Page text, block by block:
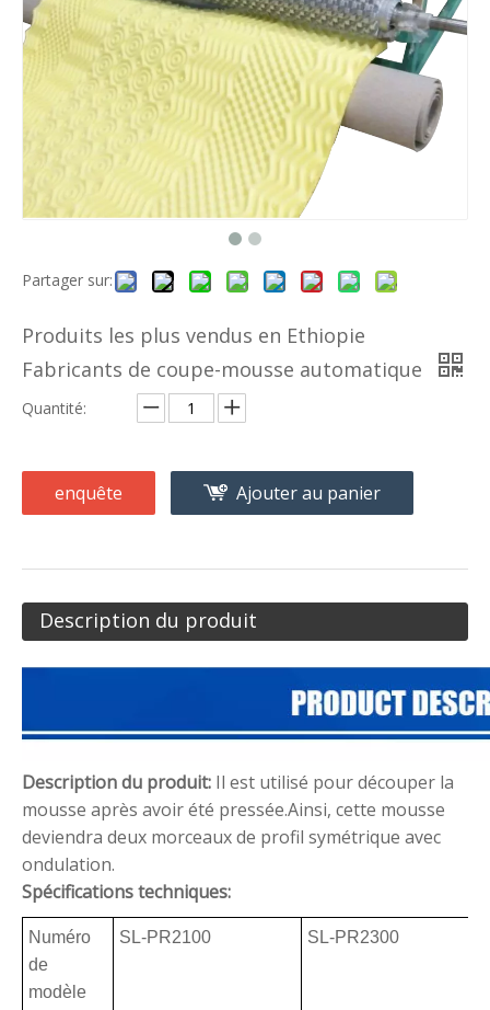
Partager sur:
Produits les plus vendus en Ethiopie
Fabricants de coupe-mousse automatique
Quantité:
enquête Ajouter au panier
Description du produit
Description du produit: Il est utilisé pour découper la
mousse après avoir été pressée.Ainsi, cette mousse
deviendra deux morceaux de profil symétrique avec
ondulation.
Spécifications techniques:
Numéro
de
modèle
SL-PR2100 SL-PR2300